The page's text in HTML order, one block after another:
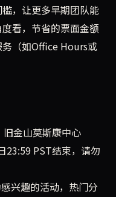
，让更多早期团队能
看，节省的票面金额
（如Office Hours或
金山莫斯康中心
23:59 PST结束，请勿
兴趣的活动，热门分